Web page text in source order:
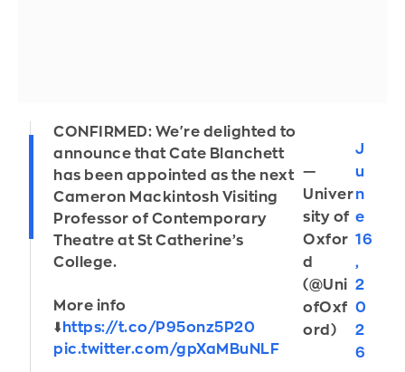
CONFIRMED: We're delighted to
announce that Cate Blanchett
has been appointed as the next
Cameron Mackintosh Visiting
Professor of Contemporary
Theatre at St Catherine’s
College.
More info
⬇️ https://t.co/P95onz5P20
pic.twitter.com/gpXaMBuNLF
—
Univer
sity of
Oxfor
d
(@Uni
ofOxf
ord)
J
u
n
e
16
,
2
0
2
6